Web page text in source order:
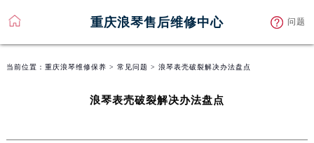
重庆浪琴售后维修中心 问题
当前位置： 重庆浪琴维修保养 > 常见问题 > 浪琴表壳破裂解决办法盘点
浪琴表壳破裂解决办法盘点